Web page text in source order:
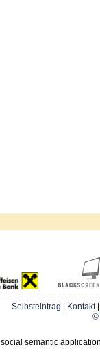
Selbsteintrag Kontakt
©
social semantic